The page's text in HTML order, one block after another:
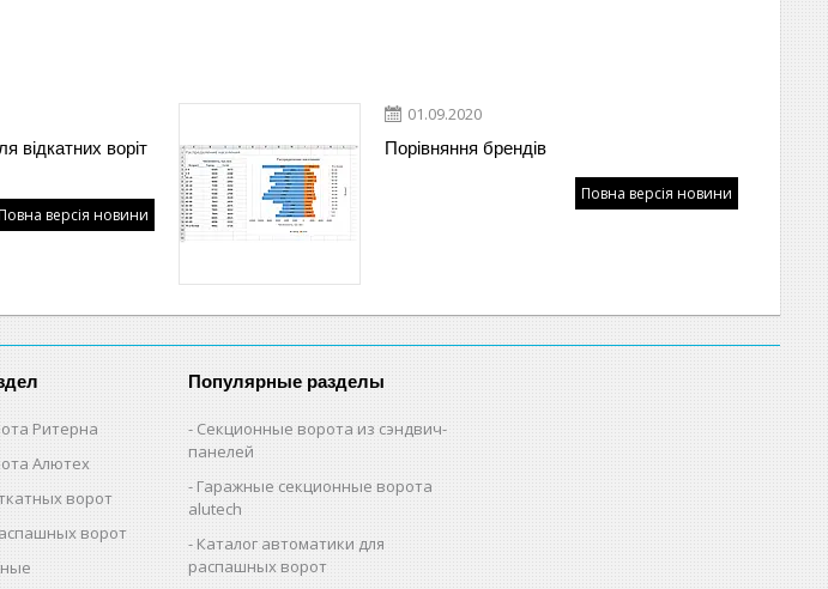
відкатних воріт
версія новини
01.09.2020
Порівняння брендів
Повна версія новини
Ритерна
Алютех
ворот
ворот
Популярные разделы
Секционные ворота из сэндвич-
панелей
Гаражные секционные ворота
alutech
Каталог автоматики для
распашных ворот